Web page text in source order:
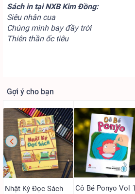
Sách in tại NXB Kim Đồng:
Siêu nhân cua
Chúng mình bay đầy trời
Thiên thần ốc tiêu
Gợi ý cho bạn
Nhật Ký Đọc Sách
Cô Bé Ponyo Vol 1